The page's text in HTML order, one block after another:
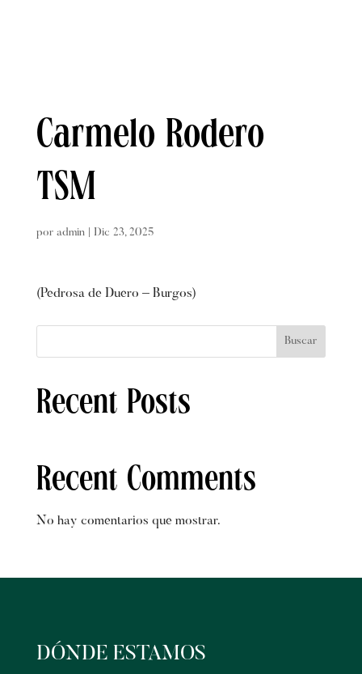
Carmelo Rodero
TSM
por admin| Dic 23, 2025
(Pedrosa de Duero – Burgos)
Buscar
Recent Posts
Recent Comments
No hay comentarios que mostrar.
DÓNDE ESTAMOS